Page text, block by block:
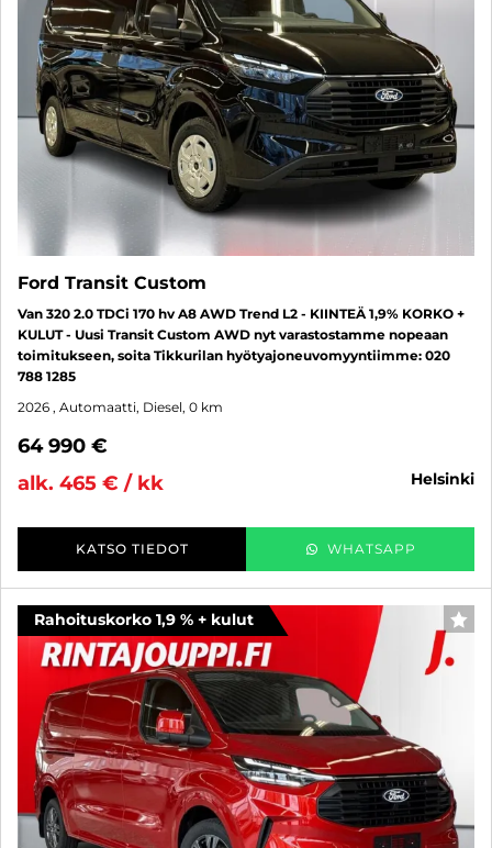
Ford Transit Custom
Van 320 2.0 TDCi 170 hv A8 AWD Trend L2 - KIINTEÄ 1,9% KORKO +
KULUT - Uusi Transit Custom AWD nyt varastostamme nopeaan
toimitukseen, soita Tikkurilan hyötyajoneuvomyyntiimme: 020
788 1285
2026 , Automaatti, Diesel, 0 km
64 990 €
alk. 465 € / kk
helsinki
KATSO TIEDOT WHATSAPP
Rahoituskorko 1,9 % + kulut